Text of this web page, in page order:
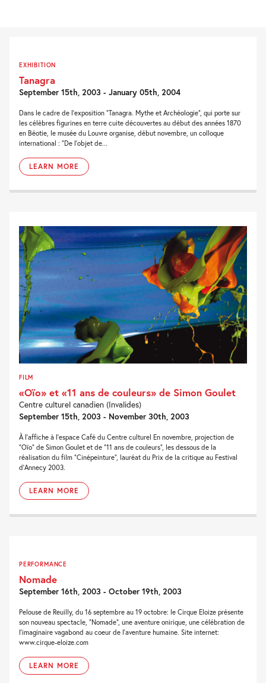
EXHIBITION
Tanagra
September 15th, 2003 - January 05th, 2004
Dans le cadre de l’exposition “Tanagra. Mythe et Archéologie”, qui porte sur
les célèbres figurines en terre cuite découvertes au début des années 1870
en Béotie, le musée du Louvre organise, début novembre, un colloque
international : “De l’objet de...
LEARN MORE
FILM
«Oïo» et «11 ans de couleurs» de Simon Goulet
Centre culturel canadien (Invalides)
September 15th, 2003 - November 30th, 2003
À l’affiche à l’espace Café du Centre culturel En novembre, projection de
“Oïo” de Simon Goulet et de “11 ans de couleurs”, les dessous de la
réalisation du film “Cinépeinture”, lauréat du Prix de la critique au Festival
d’Annecy 2003.
LEARN MORE
PERFORMANCE
Nomade
September 16th, 2003 - October 19th, 2003
Pelouse de Reuilly, du 16 septembre au 19 octobre: le Cirque Eloize présente
son nouveau spectacle, “Nomade”, une aventure onirique, une célébration de
l’imaginaire vagabond au coeur de l’aventure humaine. Site internet:
www.cirque-eloize.com
LEARN MORE